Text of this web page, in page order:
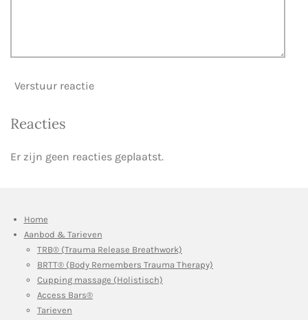
Verstuur reactie
Reacties
Er zijn geen reacties geplaatst.
Home
Aanbod & Tarieven
TRB® (Trauma Release Breathwork)
BRTT® (Body Remembers Trauma Therapy)
Cupping massage (Holistisch)
Access Bars®
Tarieven